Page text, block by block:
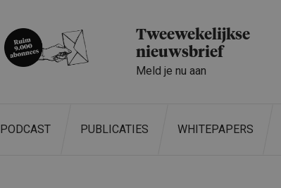
Tweewekelijkse
nieuwsbrief
Meld je nu aan
PODCAST PUBLICATIES WHITEPAPERS